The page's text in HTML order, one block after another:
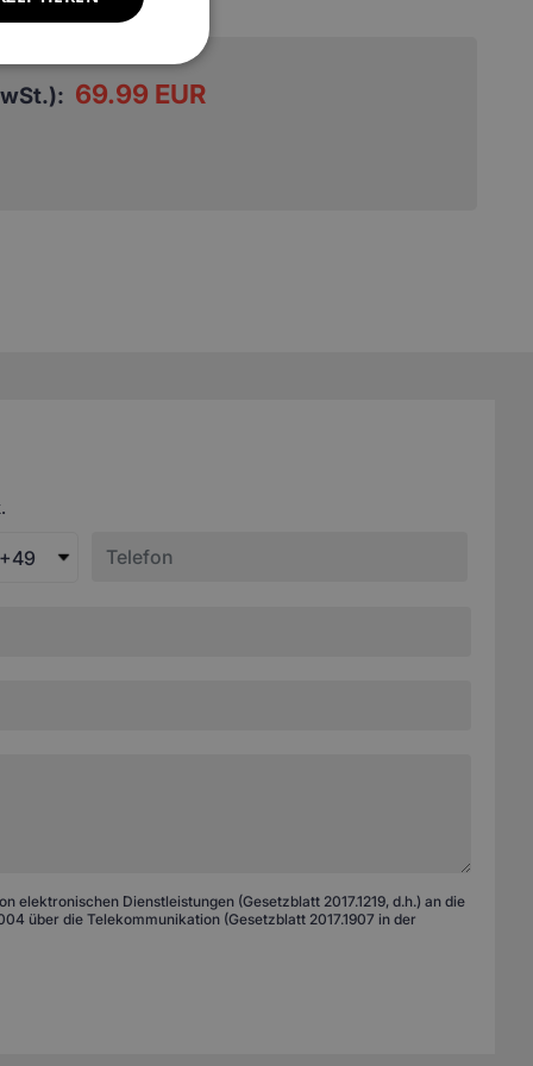
69.99 EUR
+49
Dienstleistungen (Gesetzblatt 2017.1219, d.h.) an die
über die Telekommunikation (Gesetzblatt 2017.1907 in der